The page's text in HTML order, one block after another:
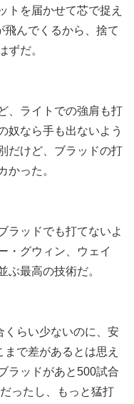
トを届かせて芯で捉え
んでくるから、捨て
ずだ。
、ライトでの強肩も打
奴なら手も出ないよう
だけど、ブラッドの打
かった。
ラッドでも打てないよ
・グウィン、ウェイ
ぶ最高の技術だ。
くらい少ないのに、安
で差があるとは思え
ラッドがあと500試合
ったし、もっと猛打